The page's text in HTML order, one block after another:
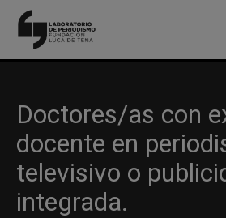
Doctores/as con
docente en
televisivo o
integrada.